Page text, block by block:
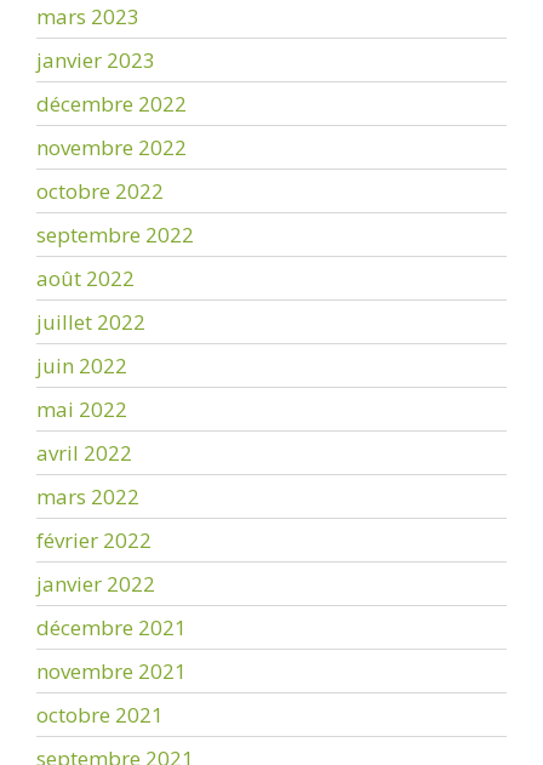
mars 2023
janvier 2023
décembre 2022
novembre 2022
octobre 2022
septembre 2022
août 2022
juillet 2022
juin 2022
mai 2022
avril 2022
mars 2022
février 2022
janvier 2022
décembre 2021
novembre 2021
octobre 2021
septembre 2021